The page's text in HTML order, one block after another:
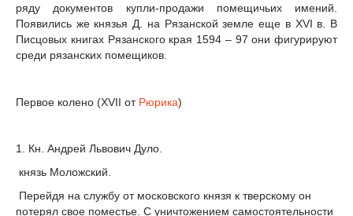
ряду документов купли-продажи помещичьих имений.
Появились же князья Д. на Рязанской земле еще в XVI в. В
Писцовых книгах Рязанского края 1594 – 97 они фигурируют
среди рязанских помещиков.
Первое колено (XVII от Рюрика)
1. Кн. Андрей Львович Дуло.
князь Моложский.
Перейдя на службу от московского князя к тверскому он
потерял свое поместье. С уничтожением самостоятельности